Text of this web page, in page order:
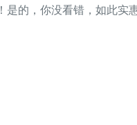
！是的，你没看错，如此实